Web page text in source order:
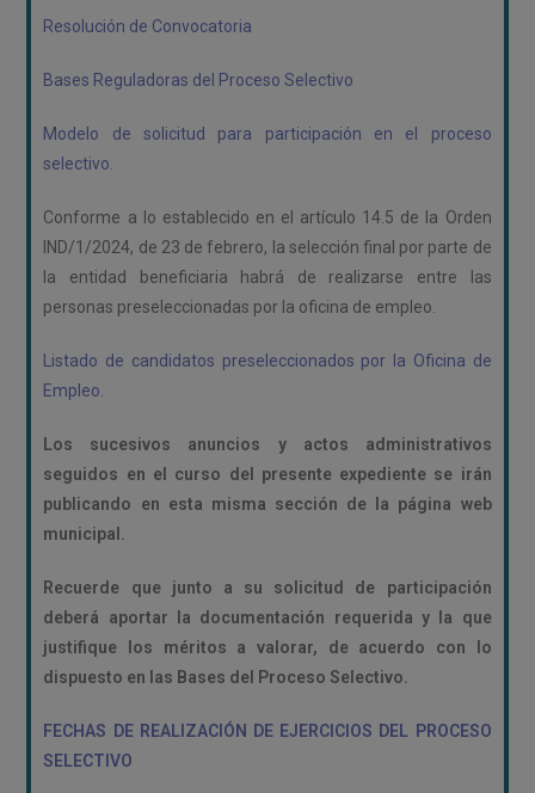
Resolución de Convocatoria
Bases Reguladoras del Proceso Selectivo
Modelo de solicitud para participación en el proceso
selectivo.
Conforme a lo establecido en el artículo 14.5 de la Orden
IND/1/2024, de 23 de febrero, la selección final por parte de
la entidad beneficiaria habrá de realizarse entre las
personas preseleccionadas por la oficina de empleo.
Listado de candidatos preseleccionados por la Oficina de
Empleo.
Los sucesivos anuncios y actos administrativos
seguidos en el curso del presente expediente se irán
publicando en esta misma sección de la página web
municipal.
Recuerde que junto a su solicitud de participación
deberá aportar la documentación requerida y la que
justifique los méritos a valorar, de acuerdo con lo
dispuesto en las Bases del Proceso Selectivo.
FECHAS DE REALIZACIÓN DE EJERCICIOS DEL PROCESO
SELECTIVO